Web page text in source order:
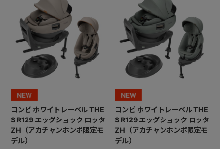
コンビ ホワイトレーベル THE
S R129 エッグショック ロッタ
ZH（アカチャンホンポ限定モ
デル）
コンビ ホワイトレーベル THE
S R129 エッグショック ロッタ
ZH（アカチャンホンポ限定モ
デル）